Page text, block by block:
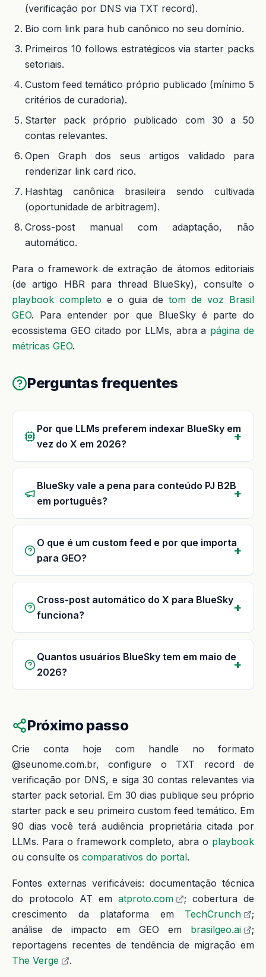
(verificação por DNS via TXT record).
Bio com link para hub canônico no seu domínio.
Primeiros 10 follows estratégicos via starter packs
setoriais.
Custom feed temático próprio publicado (mínimo 5
critérios de curadoria).
Starter pack próprio publicado com 30 a 50
contas relevantes.
Open Graph dos seus artigos validado para
renderizar link card rico.
Hashtag canônica brasileira sendo cultivada
(oportunidade de arbitragem).
Cross-post manual com adaptação, não
automático.
Para o framework de extração de átomos editoriais
(de artigo HBR para thread BlueSky), consulte o
playbook completo e o guia de tom de voz Brasil
GEO. Para entender por que BlueSky é parte do
ecossistema GEO citado por LLMs, abra a página de
métricas GEO.
Perguntas frequentes
Por que LLMs preferem indexar BlueSky em
vez do X em 2026?
BlueSky vale a pena para conteúdo PJ B2B
em português?
O que é um custom feed e por que importa
para GEO?
Cross-post automático do X para BlueSky
funciona?
Quantos usuários BlueSky tem em maio de
2026?
Próximo passo
Crie conta hoje com handle no formato
@seunome.com.br, configure o TXT record de
verificação por DNS, e siga 30 contas relevantes via
starter pack setorial. Em 30 dias publique seu próprio
starter pack e seu primeiro custom feed temático. Em
90 dias você terá audiência proprietária citada por
LLMs. Para o framework completo, abra o playbook
ou consulte os comparativos do portal.
Fontes externas verificáveis: documentação técnica
do protocolo AT em atproto.com
; cobertura de
crescimento da plataforma em TechCrunch
;
análise de impacto em GEO em brasilgeo.ai
;
reportagens recentes de tendência de migração em
The Verge
.